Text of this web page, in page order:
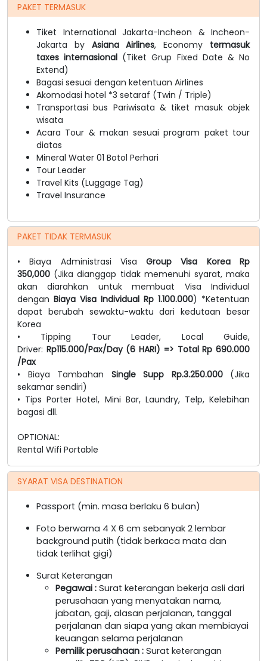
PAKET TERMASUK
Tiket International Jakarta-Incheon & Incheon-
Jakarta by Asiana Airlines, Economy termasuk
taxes internasional (Tiket Grup Fixed Date & No
Extend)
Bagasi sesuai dengan ketentuan Airlines
Akomodasi hotel *3 setaraf (Twin / Triple)
Transportasi bus Pariwisata & tiket masuk objek
wisata
Acara Tour & makan sesuai program paket tour
diatas
Mineral Water 01 Botol Perhari
Tour Leader
Travel Kits (Luggage Tag)
Travel Insurance
PAKET TIDAK TERMASUK
• Biaya Administrasi VisaGroup Visa Korea Rp
350,000 (Jika dianggap tidak memenuhi syarat, maka
akan diarahkan untuk membuat Visa Individual
dengan Biaya Visa Individual Rp 1.100.000) *Ketentuan
dapat berubah sewaktu-waktu dari kedutaan besar
Korea
• Tipping Tour Leader, Local Guide,
Driver: Rp115.000/Pax/Day (6 HARI) => Total Rp 690.000
/Pax
• Biaya Tambahan Single Supp Rp.3.250.000 (Jika
sekamar sendiri)
• Tips Porter Hotel, Mini Bar, Laundry, Telp, Kelebihan
bagasi dll.
OPTIONAL:
Rental Wifi Portable
SYARAT VISA DESTINATION
Passport (min. masa berlaku 6 bulan)
Foto berwarna 4 X 6 cm sebanyak 2 lembar
background putih (tidak berkaca mata dan
tidak terlihat gigi)
Surat Keterangan
Pegawai : Surat keterangan bekerja asli dari
perusahaan yang menyatakan nama,
jabatan, gaji, alasan perjalanan, tanggal
perjalanan dan siapa yang akan membiayai
keuangan selama perjalanan
Pemilik perusahaan : Surat keterangan